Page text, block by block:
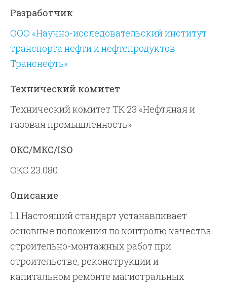
Разработчик
ООО «Научно-исследовательский институт
транспорта нефти и нефтепродуктов
Транснефть»
Технический комитет
Технический комитет ТК 23 «Нефтяная и
газовая промышленность»
ОКС/МКС/ISO
ОКС 23.080
Описание
1.1 Настоящий стандарт устанавливает
основные положения по контролю качества
строительно-монтажных работ при
строительстве, реконструкции и
капитальном ремонте магистральных